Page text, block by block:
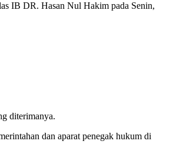
IB DR. Hasan Nul Hakim pada Senin,
diterimanya.
dan aparat penegak hukum di